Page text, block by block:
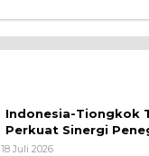
Indonesia-Tiongkok
Perkuat Sinergi
Lintas Negara
18 Juli 2026